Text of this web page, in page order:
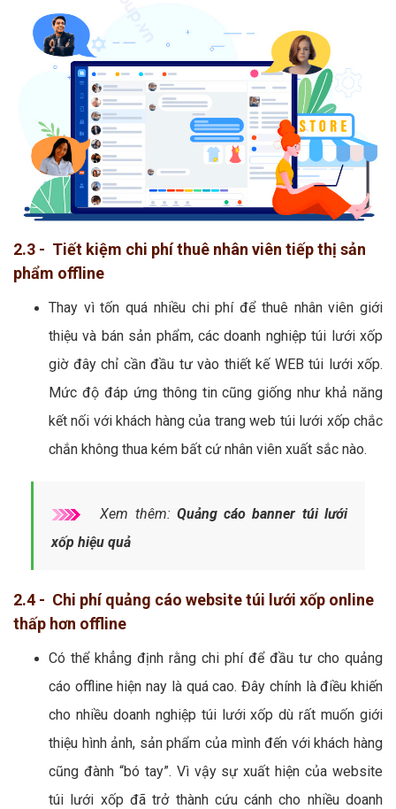
2.3 - Tiết kiệm chi phí thuê nhân viên tiếp thị sản
phẩm offline
Thay vì tốn quá nhiều chi phí để thuê nhân viên giới
thiệu và bán sản phẩm, các doanh nghiệp túi lưới xốp
giờ đây chỉ cần đầu tư vào thiết kế WEB túi lưới xốp.
Mức độ đáp ứng thông tin cũng giống như khả năng
kết nối với khách hàng của trang web túi lưới xốp chắc
chắn không thua kém bất cứ nhân viên xuất sắc nào.
Xem thêm: Quảng cáo banner túi lưới
xốp hiệu quả
2.4 - Chi phí quảng cáo website túi lưới xốp online
thấp hơn offline
Có thể khẳng định rằng chi phí để đầu tư cho quảng
cáo offline hiện nay là quá cao. Đây chính là điều khiến
cho nhiều doanh nghiệp túi lưới xốp dù rất muốn giới
thiệu hình ảnh, sản phẩm của mình đến với khách hàng
cũng đành “bó tay”. Vì vậy sự xuất hiện của website
túi lưới xốp đã trở thành cứu cánh cho nhiều doanh